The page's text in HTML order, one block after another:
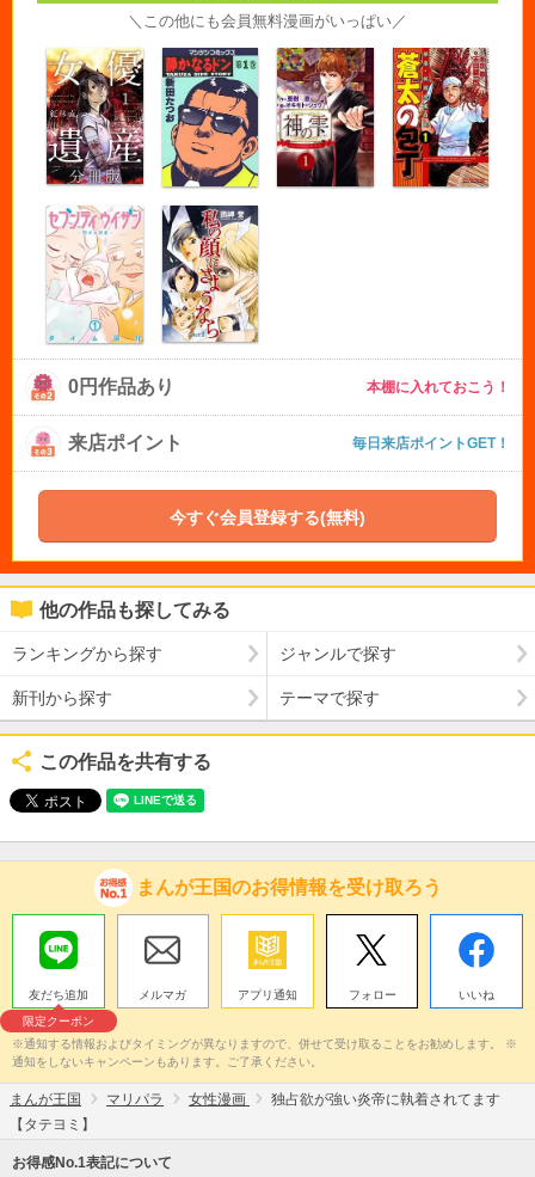
＼この他にも会員無料漫画がいっぱい／
0円作品あり 本棚に入れておこう！
来店ポイント 毎日来店ポイントGET！
今すぐ会員登録する(無料)
他の作品も探してみる
ランキングから探す ジャンルで探す
新刊から探す テーマで探す
この作品を共有する
まんが王国のお得情報を受け取ろう
友だち追加
限定クーポン
メルマガ アプリ通知 フォロー いいね
※通知する情報およびタイミングが異なりますので、併せて受け取ることをお勧めします。 ※
通知をしないキャンペーンもあります。ご了承ください。
まんが王国 マリパラ 女性漫画
独占欲が強い炎帝に執着されてます
【タテヨミ】
お得感No.1表記について